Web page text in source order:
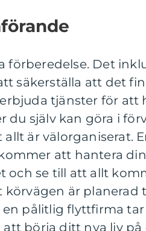
förberedelse. Det
säkerställa att det
tjänster för att
du själv kan göra i
är välorganiserat.
att hantera
se till att allt
körvägen är planerad
pålitlig flyttfirma
börja ditt nya liv på